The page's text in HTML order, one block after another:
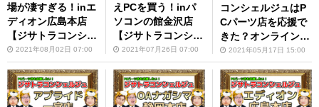
場が凄すぎる！inエ
ディオン広島本店
【ジサトラコンシェ
ルジュ】
2021年08月02日 07:00
えPCを買う！inパ
ソコンの館金沢店
【ジサトラコンシェ
ルジュ】
2021年07月26日 07:00
コンシェルジュはP
Cパーツ店を応援で
きた？オンライン戦
略会議
2021年05月17日 15:00